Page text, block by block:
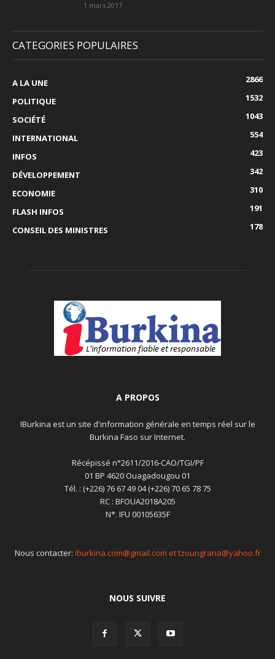
1 mars 2017
CATEGORIES POPULAIRES
A LA UNE
2866
POLITIQUE
1532
SOCIÉTÉ
1043
INTERNATIONAL
554
INFOS
423
DÉVELOPPEMENT
342
ECONOMIE
310
FLASH INFOS
191
CONSEIL DES MINISTRES
178
A PROPOS
IBurkina est un site d'information générale en temps réel sur le
Burkina Faso sur Internet.
Récépissé n°2611/2016-CAO/TGI/PF
01 BP 4620 Ouagadougou 01
Tél. : (+226) 76 67 49 04 (+226) 70 65 78 75
RC : BFOUA2018A205
N*. IFU 00105635F
Nous contacter: iburkina.com@gmail.com et tzoungrana@yahoo.fr
NOUS SUIVRE